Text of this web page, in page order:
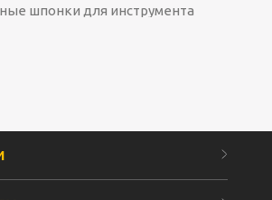
шпонки для инструмента
вашего оборудования.
для передачи крутящего
и деталью, например, между